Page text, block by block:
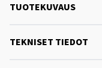
TUOTEKUVAUS
TEKNISET TIEDOT